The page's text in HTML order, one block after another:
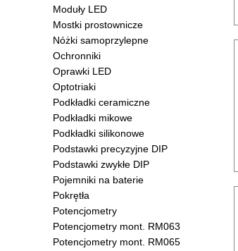
Moduły LED
Mostki prostownicze
Nóżki samoprzylepne
Ochronniki
Oprawki LED
Optotriaki
Podkładki ceramiczne
Podkładki mikowe
Podkładki silikonowe
Podstawki precyzyjne DIP
Podstawki zwykłe DIP
Pojemniki na baterie
Pokrętła
Potencjometry
Potencjometry mont. RM063
Potencjometry mont. RM065